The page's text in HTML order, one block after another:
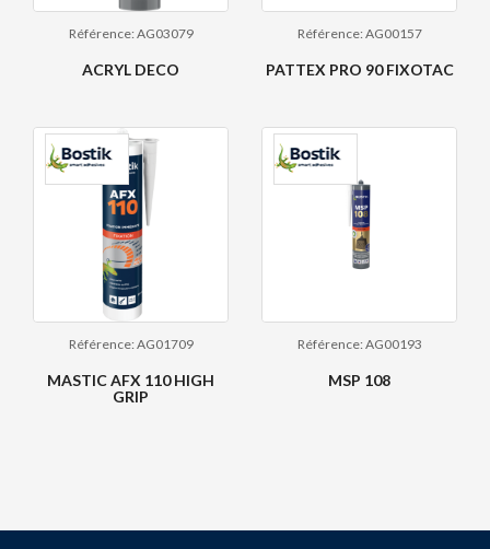
Référence: AG03079
ACRYL DECO
Référence: AG00157
PATTEX PRO 90 FIXOTAC
Référence: AG01709
MASTIC AFX 110 HIGH
GRIP
Référence: AG00193
MSP 108